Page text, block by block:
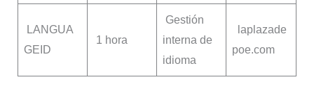
LANGUA
GEID
1 hora
Gestión
interna de
idioma
laplazade
poe.com